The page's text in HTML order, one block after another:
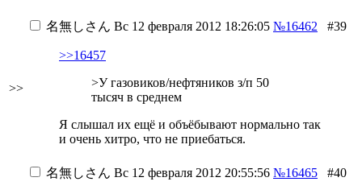
>>
名無しさん Вс 12 февраля 2012 18:26:05 №16462 #39
>>16457
>У газовиков/нефтяников з/п 50
тысяч в среднем
Я слышал их ещё и объёбывают нормально так
и очень хитро, что не приебаться.
名無しさん Вс 12 февраля 2012 20:55:56 №16465 #40